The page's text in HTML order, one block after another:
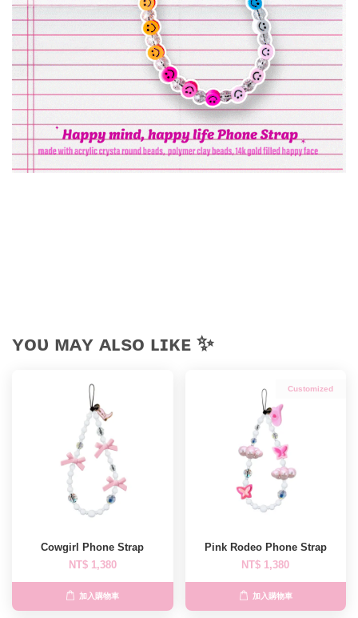
ʏᴏᴜ ᴍᴀʏ ᴀʟsᴏ ʟɪᴋᴇ ✨
Cowgirl Phone Strap
NT$ 1,380
加入購物車
Customized
Pink Rodeo Phone Strap
NT$ 1,380
加入購物車